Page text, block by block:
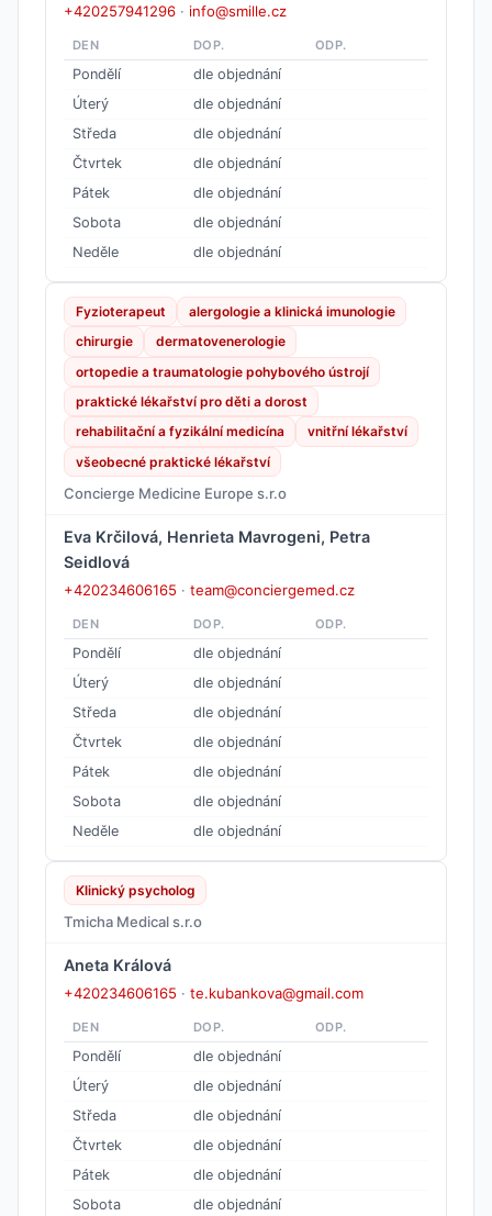
+420257941296 · info@smille.cz
DEN DOP. ODP.
Pondělí
dle objednání
Úterý
dle objednání
Středa
dle objednání
Čtvrtek
dle objednání
Pátek
dle objednání
Sobota
dle objednání
Neděle
dle objednání
Fyzioterapeut
alergologie a klinická imunologie
chirurgie
dermatovenerologie
ortopedie a traumatologie pohybového ústrojí
praktické lékařství pro děti a dorost
rehabilitační a fyzikální medicína
vnitřní lékařství
všeobecné praktické lékařství
Concierge Medicine Europe s.r.o
Eva Krčilová, Henrieta Mavrogeni, Petra
Seidlová
+420234606165 · team@conciergemed.cz
DEN DOP. ODP.
Pondělí
dle objednání
Úterý
dle objednání
Středa
dle objednání
Čtvrtek
dle objednání
Pátek
dle objednání
Sobota
dle objednání
Neděle
dle objednání
Klinický psycholog
Tmicha Medical s.r.o
Aneta Králová
+420234606165 · te.kubankova@gmail.com
DEN DOP. ODP.
Pondělí
dle objednání
Úterý
dle objednání
Středa
dle objednání
Čtvrtek
dle objednání
Pátek
dle objednání
Sobota
dle objednání